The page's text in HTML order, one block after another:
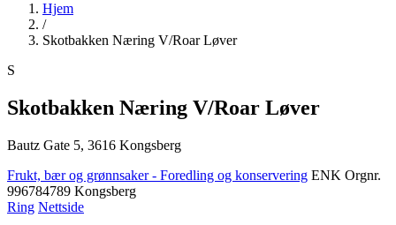
Hjem
/
Skotbakken Næring V/Roar Løver
S
Skotbakken Næring V/Roar Løver
Bautz Gate 5, 3616 Kongsberg
Frukt, bær og grønnsaker - Foredling og konservering ENK Orgnr.
996784789 Kongsberg
Ring Nettside